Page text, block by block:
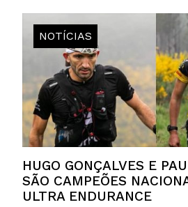
HUGO GONÇALVES E
SÃO CAMPEÕES
ULTRA ENDURANCE
NOTÍCIAS